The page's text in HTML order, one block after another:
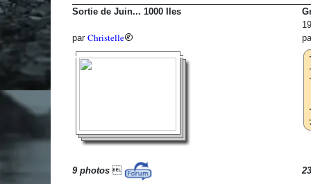
Sortie de Juin... 1000 Iles
par Christelle
9 photos